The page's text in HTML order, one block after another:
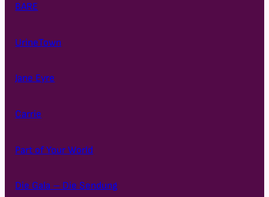
BARE
UrineTown
Jane Eyre
Carrie
Part of Your World
Die Gala – Die Sendung